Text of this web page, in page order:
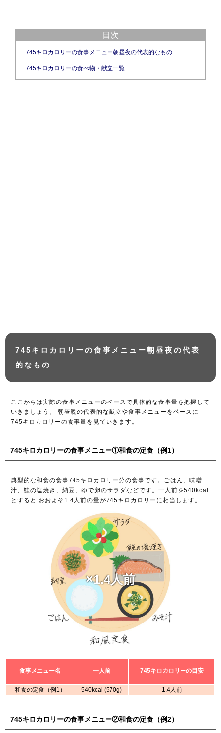
目次
745キロカロリーの食事メニュー朝昼夜の代表的なもの
745キロカロリーの食べ物・献立一覧
745キロカロリーの食事メニュー朝昼夜の代表
的なもの
ここからは実際の食事メニューのベースで具体的な食事量を把握して
いきましょう。 朝昼晩の代表的な献立や食事メニューをベースに
745キロカロリーの食事量を見ていきます。
745キロカロリーの食事メニュー①和食の定食（例1）
典型的な和食の食事745キロカロリー分の食事です。ごはん、味噌
汁、鮭の塩焼き、納豆、ゆで卵のサラダなどです。一人前を540kcal
とすると おおよそ1.4人前の量が745キロカロリーに相当します。
×1.4人前
食事メニュー名 一人前 745キロカロリーの目安
和食の定食（例1） 540kcal (570g) 1.4人前
745キロカロリーの食事メニュー②和食の定食（例2）